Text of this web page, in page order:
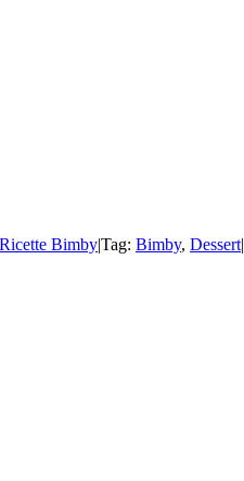
Ricette Bimby|Tag: Bimby, Dessert|